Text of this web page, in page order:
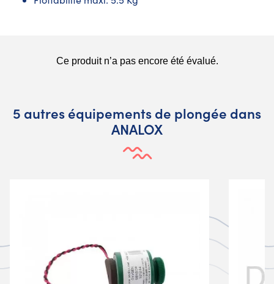
5 autres équipements de plongée dans
ANALOX